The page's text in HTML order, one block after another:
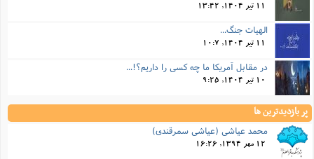
11 تیر 1404, 13:42
الهیات جنگ...
11 تیر 1404, 10:7
در مقابل آمریکا ما چه کسی را داریم؟!...
10 تیر 1404, 9:25
پر بازدیدترین ها
محمد عیاشی (عیاشی سمرقندی)
12 مهر 1394, 16:26